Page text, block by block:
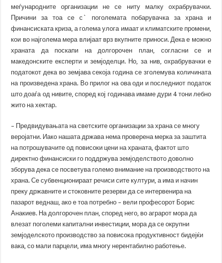
меѓународните организации не се ниту малку охрабрувачки.
Причини за тоа се с` поголемата побарувачка за храна и
финансиската криза, а голема улога имаат и климатските промени,
кои во најголема мера влијаат врз вкупните приноси. Дека е можно
храната да поскапи на долгорочен план, согласни се и
македонските експерти и земјоделци. Но, за нив, охрабрувачки е
податокот дека во земјава секоја година се зголемува количината
на произведена храна. Во прилог на ова оди и последниот податок
што доаѓа од нивите, според кој годинава имаме дури 4 тони лебно
жито на хектар.
– Предвидувањата на светските организации за храна се многу
веројатни. Иако нашата држава нема проверена мерка за заштита
на потрошувачите од повисоки цени на храната, фактот што
директно финансиски го поддржува земјоделството доволно
зборува дека се посветува големо внимание на производството на
храна. Се субвенционираат речиси сите култури, а има и начин
преку државните и стоковните резерви да се интервенира на
пазарот веднаш, ако е тоа потребно – вели професорот Борис
Анакиев. На долгорочен план, според него, во аграрот мора да
влезат поголеми капитални инвестиции, мора да се окрупни
земјоделското производство за повисока продуктивност бидејќи
вака, со мали парцели, има многу нерентабилно работење.